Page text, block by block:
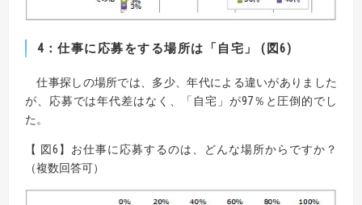
4：仕事に応募をする場所は「自宅」 (図6)
仕事探しの場所では、多少、年代による違いがありました
が、応募では年代差はなく、「自宅」が97％と圧倒的でし
た。
【 図6】お仕事に応募するのは、どんな場所からですか？
（複数回答可）